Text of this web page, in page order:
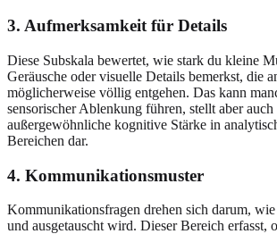
3. Aufmerksamkeit für Details
Diese Subskala bewertet, wie stark du kleine
Geräusche oder visuelle Details bemerkst, die
möglicherweise völlig entgehen. Das kann
sensorischer Ablenkung führen, stellt aber auch
außergewöhnliche kognitive Stärke in
Bereichen dar.
4. Kommunikationsmuster
Kommunikationsfragen drehen sich darum,
und ausgetauscht wird. Dieser Bereich erfasst,